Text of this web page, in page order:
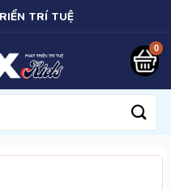
TRÍ TUỆ